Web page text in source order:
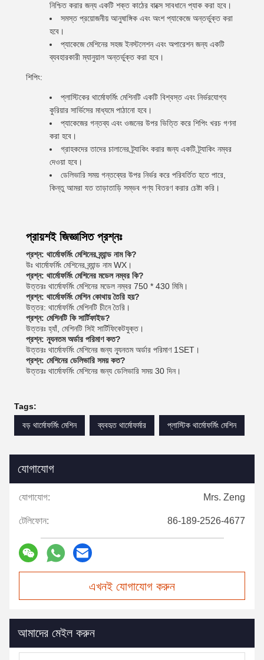
নিশ্চিত করার জন্য একটি শক্ত কাঠের বাক্সে সাবধানে প্যাক করা হবে।
সমস্ত প্রয়োজনীয় আনুষাঙ্গিক এবং অংশ প্যাকেজে অন্তর্ভুক্ত করা
হবে।
প্যাকেজে মেশিনের সহজ ইনস্টলেশন এবং অপারেশন জন্য একটি
ব্যবহারকারী ম্যানুয়াল অন্তর্ভুক্ত করা হবে।
শিপিং:
প্লাস্টিকের থার্মোফর্মিং মেশিনটি একটি বিশ্বস্ত এবং নির্ভরযোগ্য
কুরিয়ার সার্ভিসের মাধ্যমে পাঠানো হবে।
প্যাকেজের গন্তব্য এবং ওজনের উপর ভিত্তি করে শিপিং খরচ গণনা
করা হবে।
গ্রাহকদের তাদের চালানের ট্র্যাকিং করার জন্য একটি ট্র্যাকিং নম্বর
দেওয়া হবে।
ডেলিভারি সময় গন্তব্যের উপর নির্ভর করে পরিবর্তিত হতে পারে,
কিন্তু আমরা যত তাড়াতাড়ি সম্ভব পণ্য বিতরণ করার চেষ্টা করি।
প্রায়শই জিজ্ঞাসিত প্রশ্নঃ
প্রশ্ন: থার্মোফর্মিং মেশিনের ব্র্যান্ড নাম কি?
উঃ থার্মোফর্মিং মেশিনের ব্র্যান্ড নাম WX।
প্রশ্ন: থার্মোফর্মিং মেশিনের মডেল নম্বর কি?
উত্তরঃ থার্মোফর্মিং মেশিনের মডেল নম্বর 750 * 430 মিমি।
প্রশ্ন: থার্মোফর্মিং মেশিন কোথায় তৈরি হয়?
উত্তর: থার্মোফর্মিং মেশিনটি চীনে তৈরি।
প্রশ্ন: মেশিনটি কি সার্টিফাইড?
উত্তরঃ হ্যাঁ, মেশিনটি সিই সার্টিফিকেটযুক্ত।
প্রশ্ন: ন্যূনতম অর্ডার পরিমাণ কত?
উত্তরঃ থার্মোফর্মিং মেশিনের জন্য ন্যূনতম অর্ডার পরিমাণ 1SET।
প্রশ্ন: মেশিনের ডেলিভারি সময় কত?
উত্তরঃ থার্মোফর্মিং মেশিনের জন্য ডেলিভারি সময় 30 দিন।
Tags:
বড় থার্মোফর্মিং মেশিন
ব্যবহৃত থার্মোফর্মার প্লাস্টিক থার্মোফর্মিং মেশিন
যোগাযোগ
যোগাযোগ: Mrs. Zeng
টেলিফোন: 86-189-2526-4677
এখনই যোগাযোগ করুন
আমাদের মেইল ​​করুন